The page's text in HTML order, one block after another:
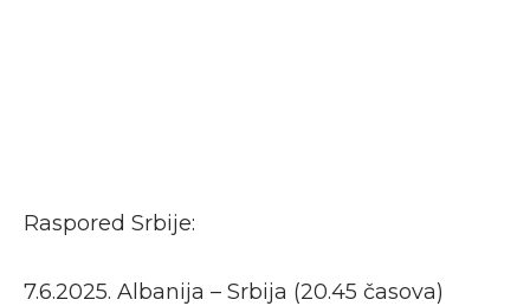
Raspored Srbije:
7.6.2025. Albanija – Srbija (20.45 časova)